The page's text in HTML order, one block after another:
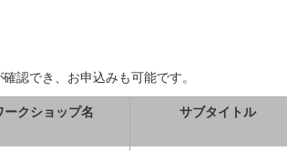
認でき、お申込みも可能です。
ークショップ名 サブタイトル